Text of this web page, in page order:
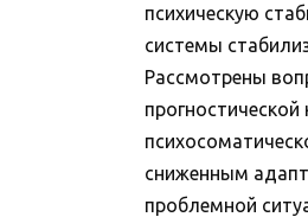
психическую
системы
Рассмотрены
сниженным
проблемной